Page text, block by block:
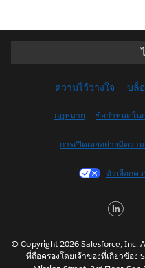
ความไว้วางใจ บล็
กฎหมาย ข้อกำหนดใน
การเปิดเผยอย่างมีควา
ตัวเลือกค
© Copyright 2026 Salesforce, Inc.
ที่ถือครองโดยเจ้าของที่เกี่ยวข้อง